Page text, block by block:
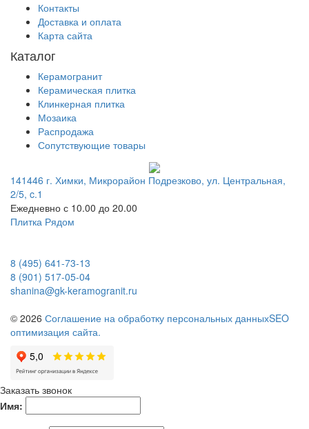
Контакты
Доставка и оплата
Карта сайта
Каталог
Керамогранит
Керамическая плитка
Клинкерная плитка
Мозаика
Распродажа
Сопутствующие товары
141446 г. Химки, Микрорайон Подрезково, ул. Центральная,
2/5, c.1
Ежедневно с 10.00 до 20.00
Плитка Рядом
8 (495) 641-73-13
8 (901) 517-05-04
shanina@gk-keramogranit.ru
© 2026 Соглашение на обработку персональных данныхSEO
оптимизация сайта.
Заказать звонок
Имя: